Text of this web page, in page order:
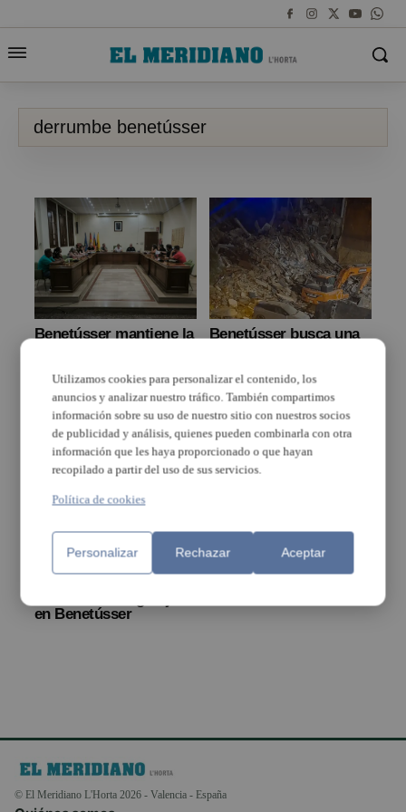
derrumbe benetússer
Benetússer mantiene la
derrumbe del 14 de
julio
Benetússer busca una
afectadas por el
derrumbe de su edificio
Un muerto y un herido
en Benetússer
© El Meridiano L'Horta 2026 - Valencia - España
Utilizamos cookies para personalizar el contenido, los
anuncios y analizar nuestro tráfico. También compartimos
información sobre su uso de nuestro sitio con nuestros socios
de publicidad y análisis, quienes pueden combinarla con otra
información que les haya proporcionado o que hayan
recopilado a partir del uso de sus servicios.
Política de cookies
Personalizar Rechazar Aceptar